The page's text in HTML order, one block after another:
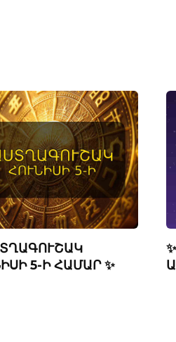
5-Ի ՀԱՄԱՐ ✨